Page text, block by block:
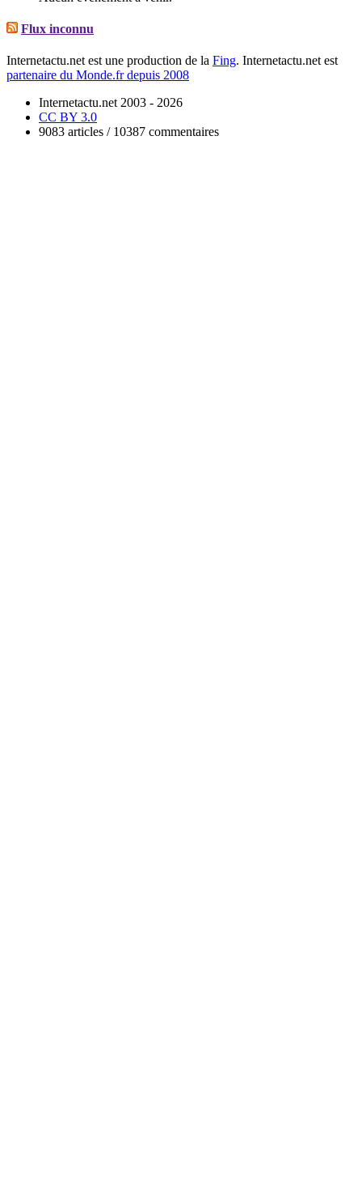
Flux inconnu
Internetactu.net est une production de la Fing. Internetactu.net est
partenaire du Monde.fr depuis 2008
Internetactu.net 2003 - 2026
CC BY 3.0
9083 articles / 10387 commentaires